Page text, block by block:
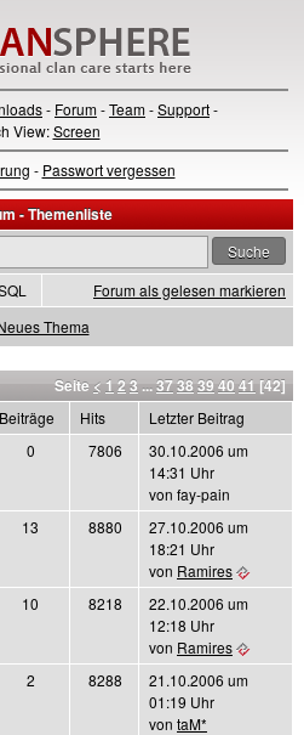
- Forum-Team-Support-
View:Screen
- Passwort vergessen
- Themenliste
Forum als gelesen markieren
Thema
Seite < 1 23 ...3738 39 40 41 [42]
Beiträge Hits Letzter Beitrag
0 7806
30.10.2006 um
14:31 Uhr
von fay-pain
13 8880
27.10.2006 um
18:21 Uhr
von Ramires
10 8218
22.10.2006 um
12:18 Uhr
von Ramires
2 8288
21.10.2006 um
01:19 Uhr
von taM*